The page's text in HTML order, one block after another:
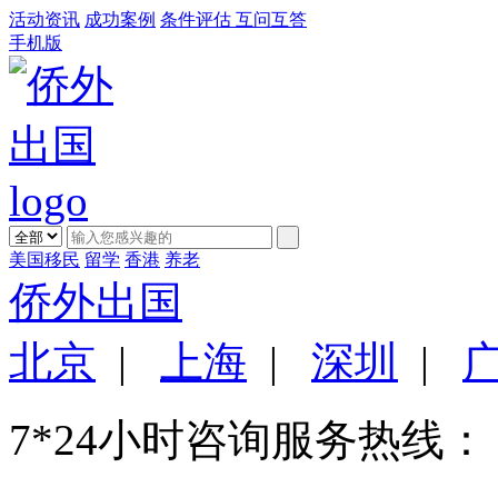
活动资讯 成功案例 条件评估 互问互答
手机版
美国移民 留学 香港 养老
侨外出国
北京 | 上海 | 深圳 |
7*24小时咨询服务热线：